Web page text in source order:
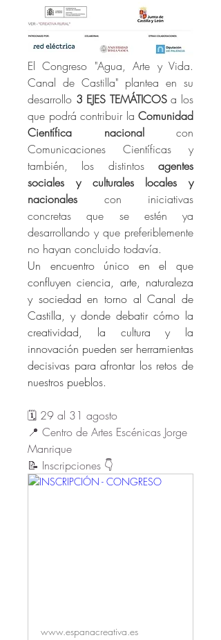
El Congreso "Agua, Arte y Vida.
Canal de Castilla" plantea en su
desarrollo 3 EJES TEMÁTICOS a los
que podrá contribuir la Comunidad
Científica nacional con
Comunicaciones Científicas y
también, los distintos agentes
sociales y culturales locales y
nacionales con iniciativas
concretas que se estén ya
desarrollando y que preferiblemente
no hayan concluido todavía.
Un encuentro único en el que
confluyen ciencia, arte, naturaleza
y sociedad en torno al Canal de
Castilla, y donde debatir cómo la
creatividad, la cultura y la
innovación pueden ser herramientas
decisivas para afrontar los retos de
nuestros pueblos.
🗓️ 29 al 31 agosto
📍 Centro de Artes Escénicas Jorge
Manrique
📝 Inscripciones 👇
www.espanacreativa.es